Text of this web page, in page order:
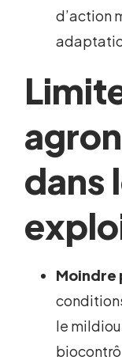
d’action
dans
Moindre
le